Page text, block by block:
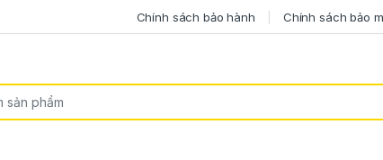
Chính sách bảo hành Chính sách bảo